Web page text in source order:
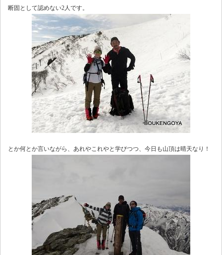
断固として認めない2人です。
とか何とか言いながら、あれやこれやと学びつつ、今日も山頂は晴天なり！